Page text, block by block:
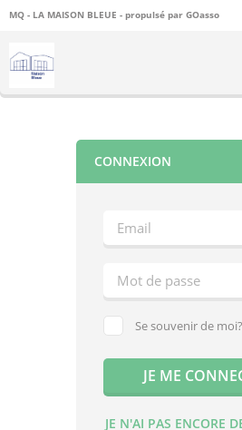
MQ - LA MAISON BLEUE - propulsé par GOasso
CONNEXION
Se souvenir de moi?
JE N'AI PAS ENCORE